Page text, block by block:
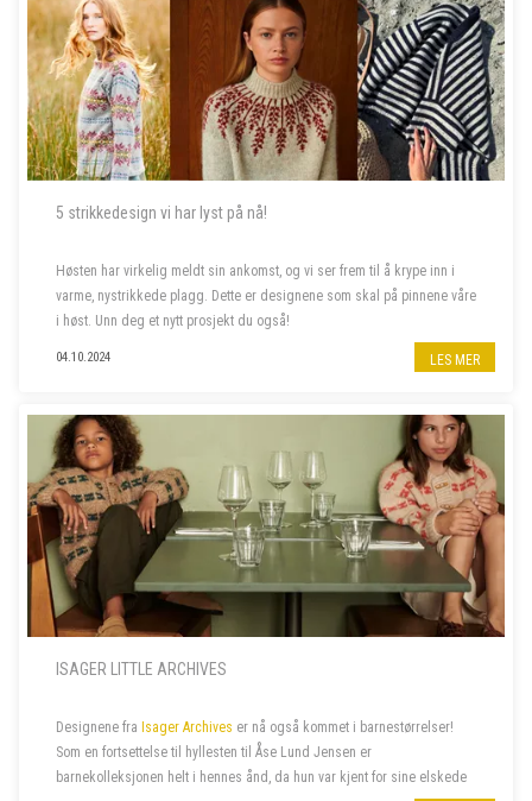
5 strikkedesign vi har lyst på nå!
Høsten har virkelig meldt sin ankomst, og vi ser frem til å krype inn i
varme, nystrikkede plagg. Dette er designene som skal på pinnene våre
i høst. Unn deg et nytt prosjekt du også!
04.10.2024 LES MER
ISAGER LITTLE ARCHIVES
Designene fra Isager Archives er nå også kommet i barnestørrelser!
Som en fortsettelse til hyllesten til Åse Lund Jensen er
barnekolleksjonen helt i hennes ånd, da hun var kjent for sine elskede